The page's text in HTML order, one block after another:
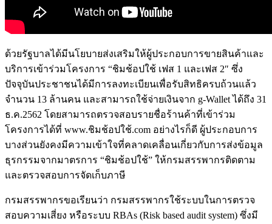
ด้วยรัฐบาลได้มีนโยบายส่งเสริมให้ผู้ประกอบการขายสินค้าและ
บริการเข้าร่วมโครงการ “ชิมช้อปใช้ เฟส 1 และเฟส 2″ ซึ่ง
ปัจจุบันประชาชนได้มีการลงทะเบียนเพื่อรับสิทธิครบถ้วนแล้ว
จำนวน 13 ล้านคน และสามารถใช้จ่ายเงินจาก g-Wallet ได้ถึง 31
ธ.ค.2562 โดยสามารถตรวจสอบรายชื่อร้านค้าที่เข้าร่วม
โครงการได้ที่ www.ชิมช้อปใช้.com อย่างไรก็ดี ผู้ประกอบการ
บางส่วนยังคงมีความเข้าใจที่คลาดเคลื่อนเกี่ยวกับการส่งข้อมูล
ธุรกรรมจากมาตรการ “ชิมช้อปใช้” ให้กรมสรรพากรติดตาม
และตรวจสอบการจัดเก็บภาษี
กรมสรรพากรขอเรียนว่า กรมสรรพากรใช้ระบบในการตรวจ
สอบความเสี่ยง หรือระบบ RBAs (Risk based audit system) ซึ่งมี